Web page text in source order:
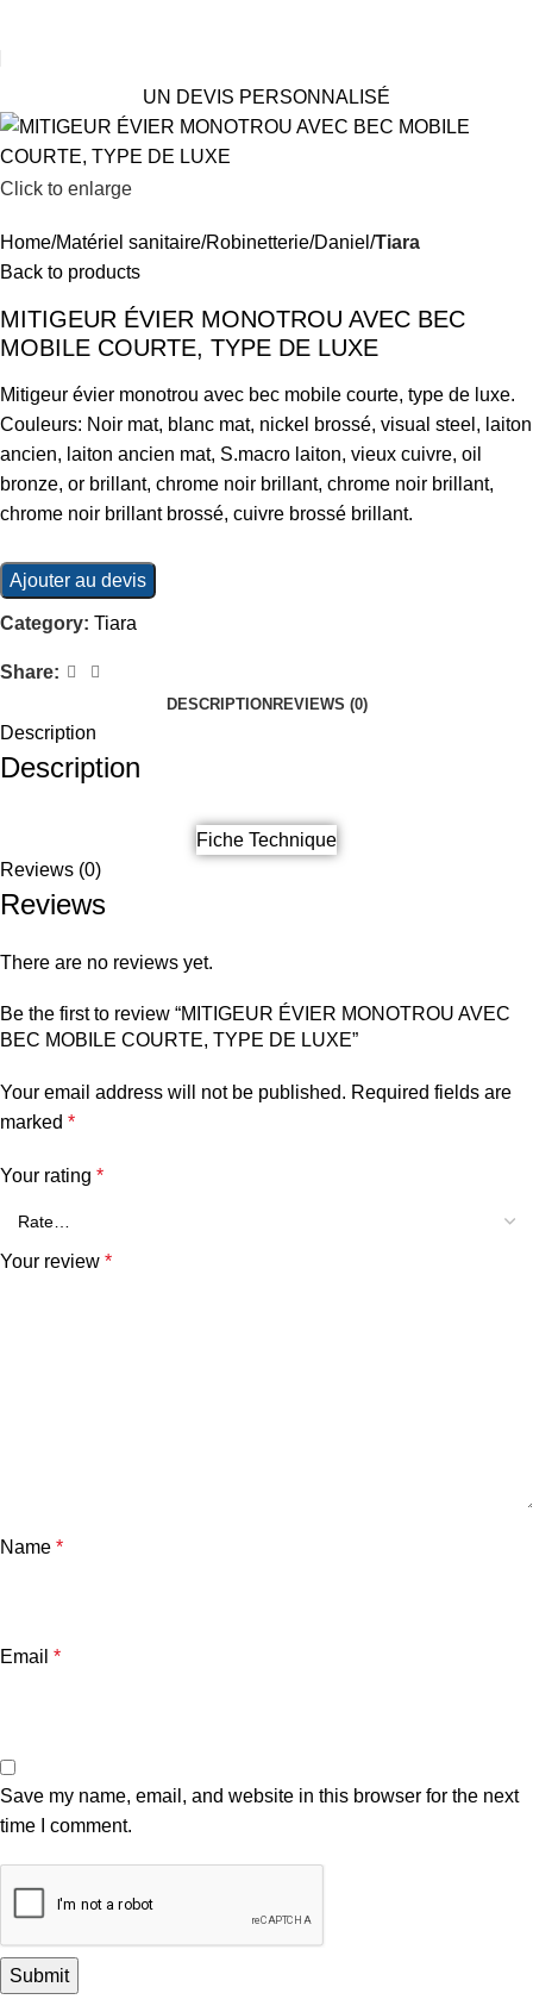
UN DEVIS PERSONNALISÉ
Click to enlarge
Home Matériel sanitaire Robinetterie Daniel Tiara
Back to products
MITIGEUR ÉVIER MONOTROU AVEC BEC
MOBILE COURTE, TYPE DE LUXE
Mitigeur évier monotrou avec bec mobile courte, type de luxe.
Couleurs: Noir mat, blanc mat, nickel brossé, visual steel, laiton
ancien, laiton ancien mat, S.macro laiton, vieux cuivre, oil
bronze, or brillant, chrome noir brillant, chrome noir brillant,
chrome noir brillant brossé, cuivre brossé brillant.
Ajouter au devis
Category: Tiara
Share:
DESCRIPTIONREVIEWS (0)
Description
Description
Fiche Technique
Reviews (0)
Reviews
There are no reviews yet.
Be the first to review “MITIGEUR ÉVIER MONOTROU AVEC
BEC MOBILE COURTE, TYPE DE LUXE”
Your email address will not be published. Required fields are
marked *
Your rating *
Your review *
Name *
Email *
Save my name, email, and website in this browser for the next
time I comment.